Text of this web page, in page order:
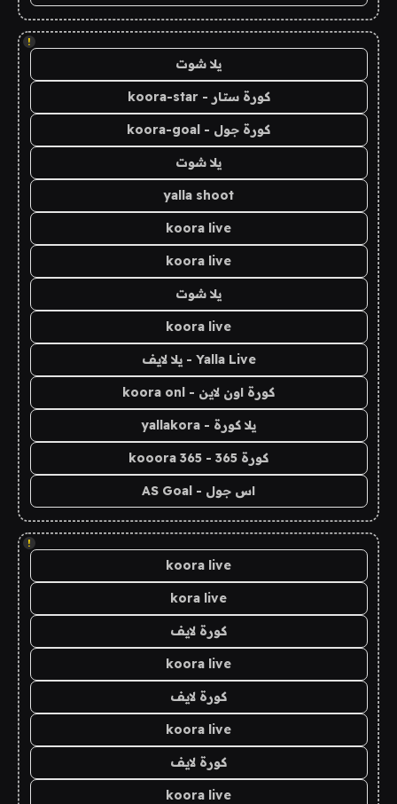
!
يلا شوت
كورة ستار - koora-star
كورة جول - koora-goal
يلا شوت
yalla shoot
koora live
koora live
يلا شوت
koora live
Yalla Live - يلا لايف
كورة اون لاين - koora onl
يلا كورة - yallakora
كورة 365 - kooora 365
اس جول - AS Goal
!
koora live
kora live
كورة لايف
koora live
كورة لايف
koora live
كورة لايف
koora live